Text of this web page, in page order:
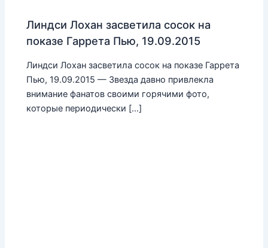
Линдси Лохан засветила сосок на
показе Гаррета Пью, 19.09.2015
Линдси Лохан засветила сосок на показе Гаррета
Пью, 19.09.2015 — Звезда давно привлекла
внимание фанатов своими горячими фото,
которые периодически […]